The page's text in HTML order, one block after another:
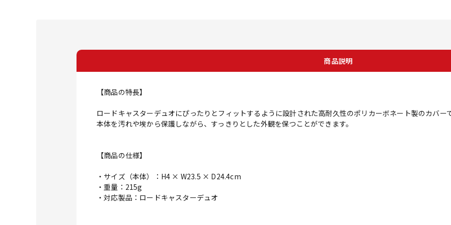
商品説明
【商品の特長】
ロードキャスターデュオにぴったりとフィットするように設計された高耐久性のポリカーボネート製のカバー
本体を汚れや埃から保護しながら、すっきりとした外観を保つことができます。
【商品の仕様】
・サイズ（本体）：H4 × W23.5 × D24.4cm
・重量：215g
・対応製品：ロードキャスターデュオ